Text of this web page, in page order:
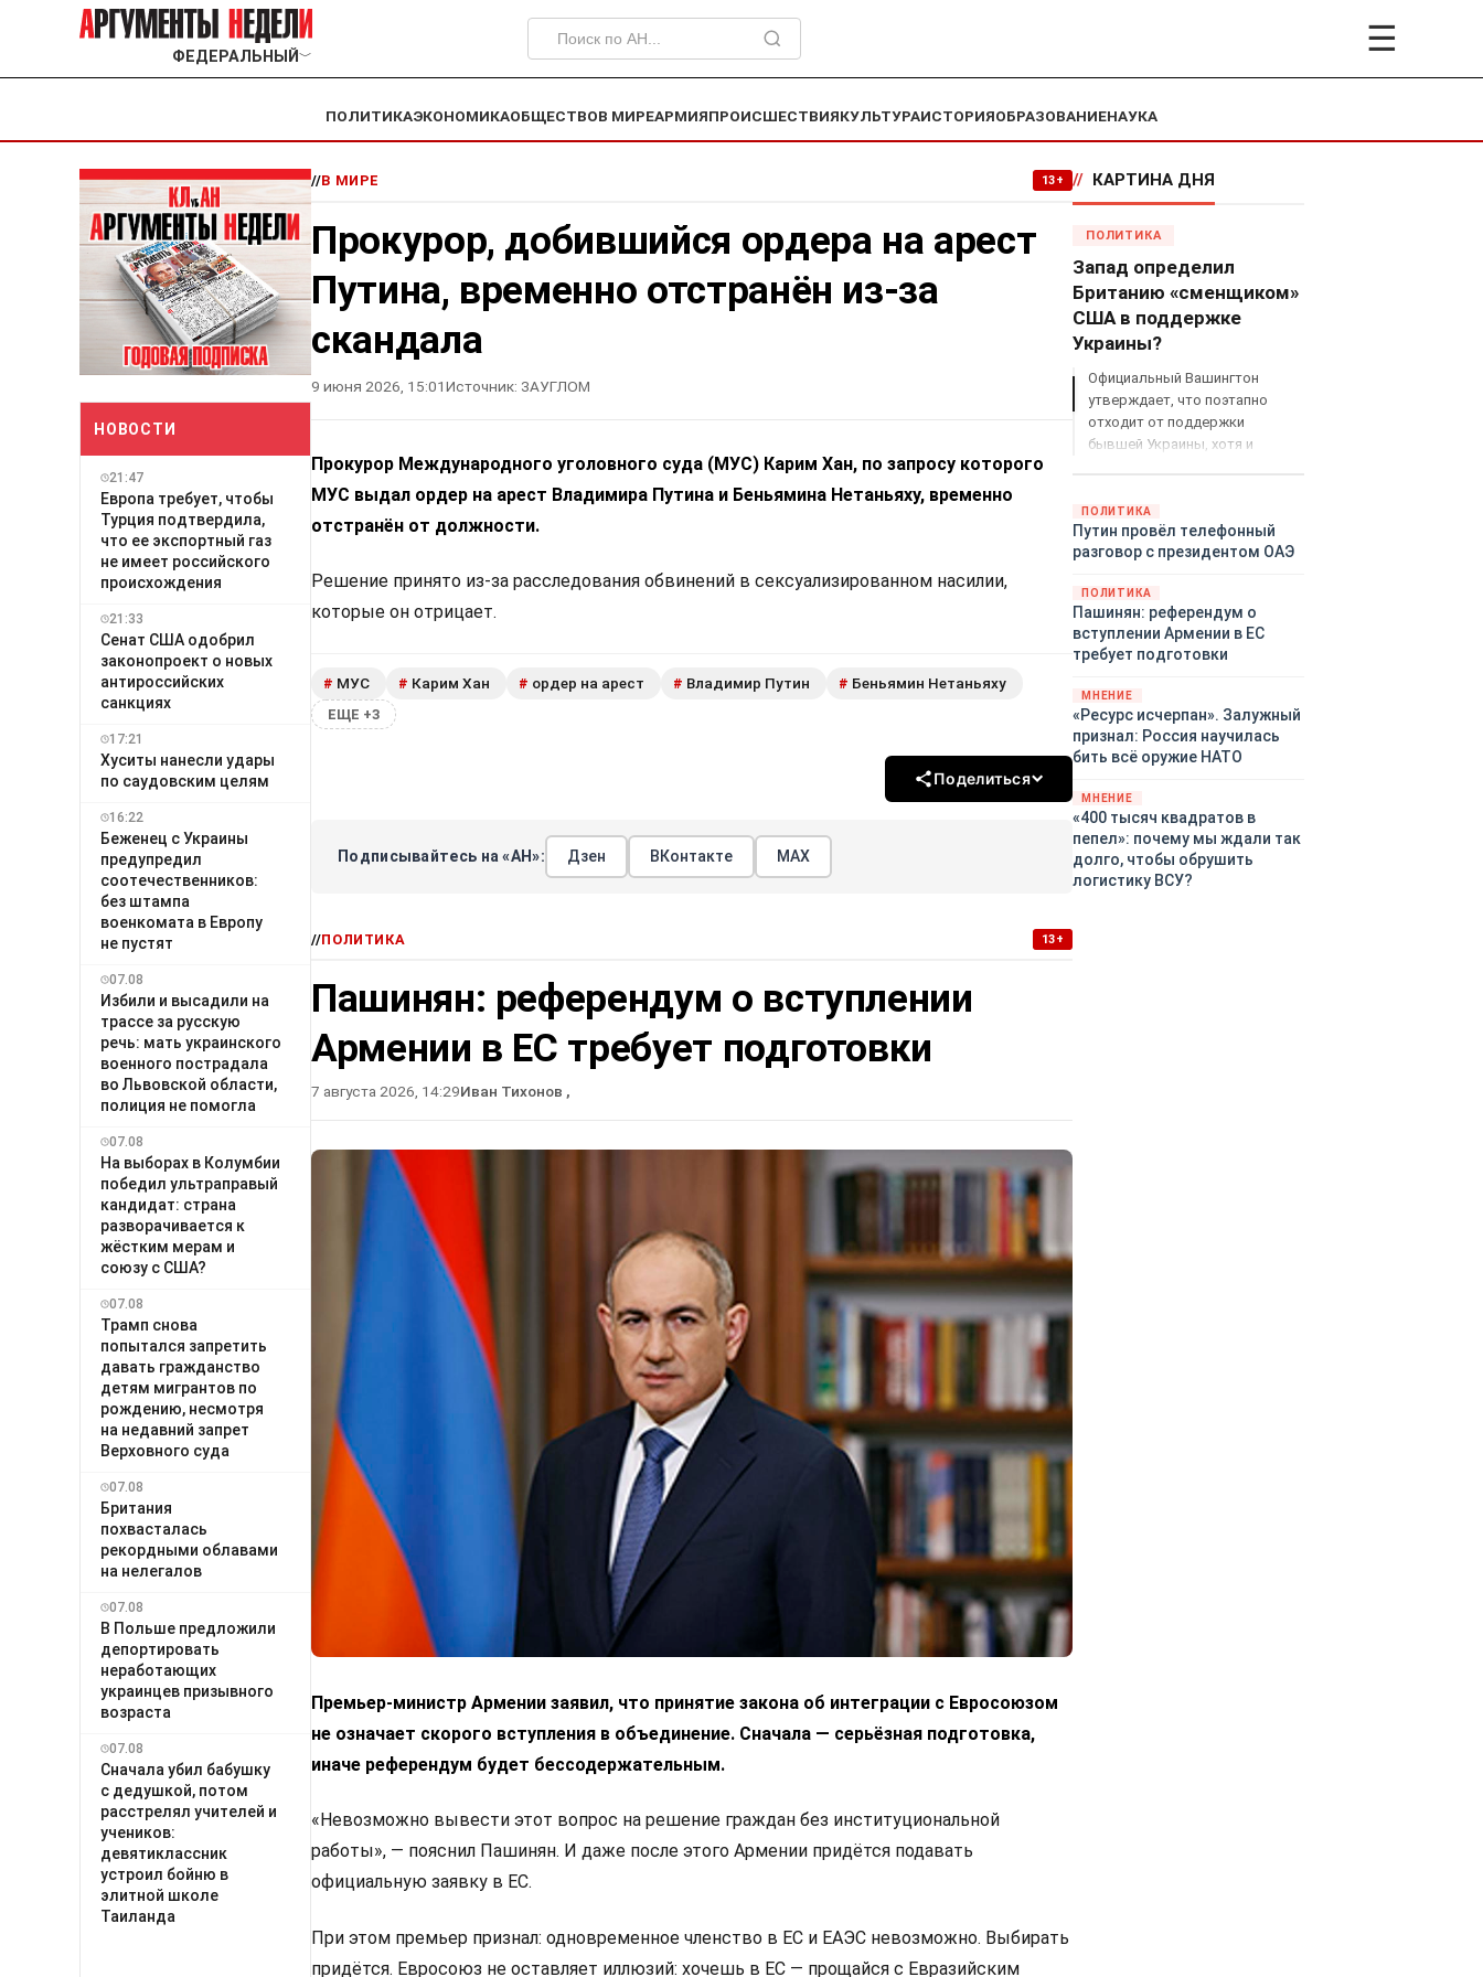
ФЕДЕРАЛЬНЫЙ ﹀ ☰
ПОЛИТИКАЭКОНОМИКАОБЩЕСТВОВ МИРЕАРМИЯПРОИСШЕСТВИЯКУЛЬТУРАИСТОРИЯОБРАЗОВАНИЕНАУКА
НОВОСТИ
21:47
Европа требует, чтобы
Турция подтвердила,
что ее экспортный газ
не имеет российского
происхождения
21:33
Сенат США одобрил
законопроект о новых
антироссийских
санкциях
17:21
Хуситы нанесли удары
по саудовским целям
16:22
Беженец с Украины
предупредил
соотечественников:
без штампа
военкомата в Европу
не пустят
07.08
Избили и высадили на
трассе за русскую
речь: мать украинского
военного пострадала
во Львовской области,
полиция не помогла
07.08
На выборах в Колумбии
победил ультраправый
кандидат: страна
разворачивается к
жёстким мерам и
союзу с США?
07.08
Трамп снова
попытался запретить
давать гражданство
детям мигрантов по
рождению, несмотря
на недавний запрет
Верховного суда
07.08
Британия
похвасталась
рекордными облавами
на нелегалов
07.08
В Польше предложили
депортировать
неработающих
украинцев призывного
возраста
07.08
Сначала убил бабушку
с дедушкой, потом
расстрелял учителей и
учеников:
девятиклассник
устроил бойню в
элитной школе
Таиланда
//В МИРЕ 13+
Прокурор, добившийся ордера на арест
Путина, временно отстранён из-за
скандала
9 июня 2026, 15:01Источник: ЗАУГЛОМ
Прокурор Международного уголовного суда (МУС) Карим Хан, по запросу которого
МУС выдал ордер на арест Владимира Путина и Беньямина Нетаньяху, временно
отстранён от должности.
Решение принято из-за расследования обвинений в сексуализированном насилии,
которые он отрицает.
# МУС # Карим Хан # ордер на арест # Владимир Путин # Беньямин Нетаньяху
ЕЩЕ +3
Поделиться
Подписывайтесь на «АН»: Дзен ВКонтакте МАХ
//ПОЛИТИКА 13+
Пашинян: референдум о вступлении
Армении в ЕС требует подготовки
7 августа 2026, 14:29Иван Тихонов ,
Премьер-министр Армении заявил, что принятие закона об интеграции с Евросоюзом
не означает скорого вступления в объединение. Сначала — серьёзная подготовка,
иначе референдум будет бессодержательным.
«Невозможно вывести этот вопрос на решение граждан без институциональной
работы», — пояснил Пашинян. И даже после этого Армении придётся подавать
официальную заявку в ЕС.
При этом премьер признал: одновременное членство в ЕС и ЕАЭС невозможно. Выбирать
придётся. Евросоюз не оставляет иллюзий: хочешь в ЕС — прощайся с Евразийским
// КАРТИНА ДНЯ
ПОЛИТИКА
Запад определил
Британию «сменщиком»
США в поддержке
Украины?
Официальный Вашингтон
утверждает, что поэтапно
отходит от поддержки
бывшей Украины, хотя и
закупленное ранее оружие.
Также американская
администрация скидывает на
киевского режима оружием,
которое стремится продавать
всем новым снабженцам.
Однако часто возникают
предположения о возможном
«сменщике» американцев на
этом позорном посту.
Рассмотрим, кто же рвётся на
ПОЛИТИКА
Путин провёл телефонный
разговор с президентом ОАЭ
ПОЛИТИКА
Пашинян: референдум о
вступлении Армении в ЕС
требует подготовки
МНЕНИЕ
«Ресурс исчерпан». Залужный
признал: Россия научилась
бить всё оружие НАТО
МНЕНИЕ
«400 тысяч квадратов в
пепел»: почему мы ждали так
долго, чтобы обрушить
логистику ВСУ?